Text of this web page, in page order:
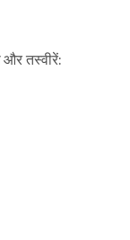
और तस्वीरें: